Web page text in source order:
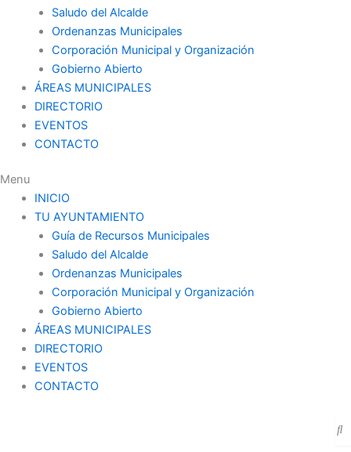
Saludo del Alcalde
Ordenanzas Municipales
Corporación Municipal y Organización
Gobierno Abierto
ÁREAS MUNICIPALES
DIRECTORIO
EVENTOS
CONTACTO
Menu
INICIO
TU AYUNTAMIENTO
Guía de Recursos Municipales
Saludo del Alcalde
Ordenanzas Municipales
Corporación Municipal y Organización
Gobierno Abierto
ÁREAS MUNICIPALES
DIRECTORIO
EVENTOS
CONTACTO